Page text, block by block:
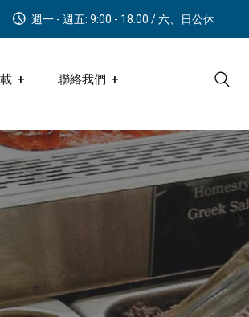
週一 - 週五: 9:00 - 18.00 / 六、日公休
聯絡我們